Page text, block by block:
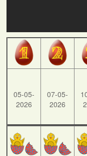
05-05-
2026
07-05-
2026